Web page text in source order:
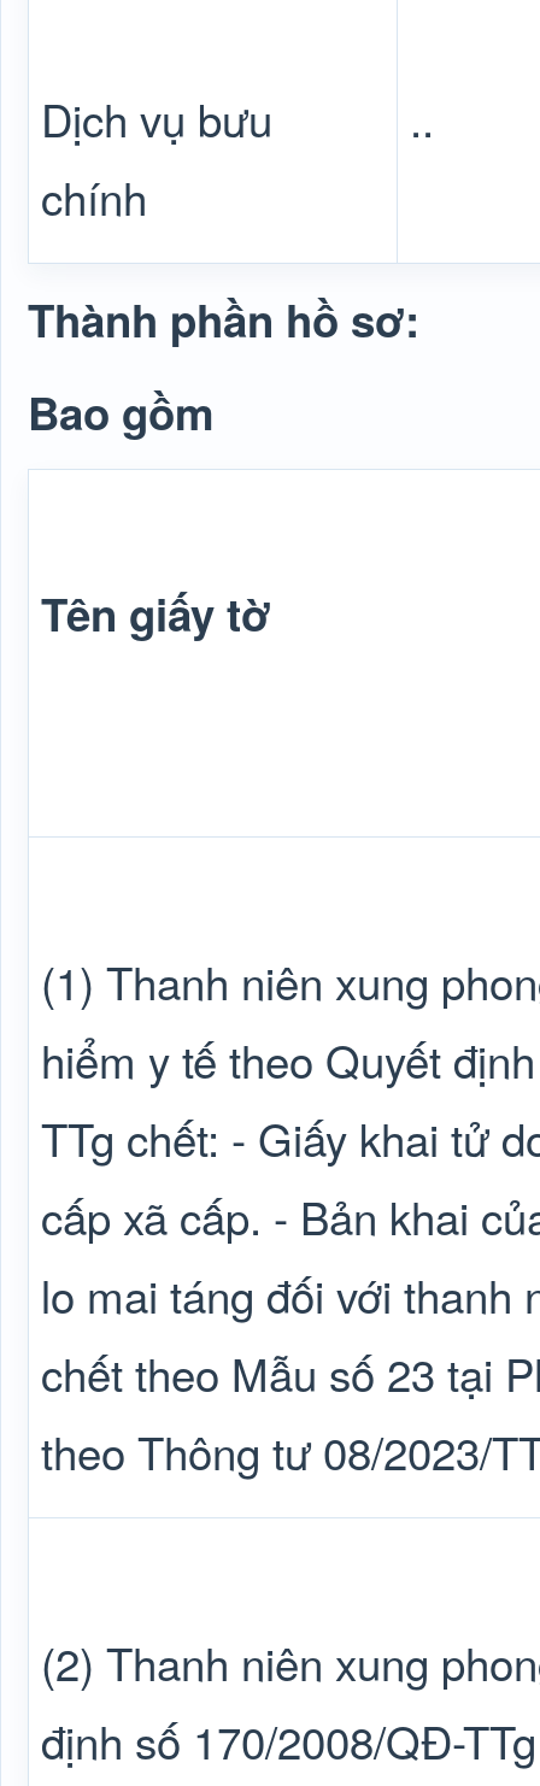
Dịch vụ bưu
chính
..
Thành phần hồ sơ:
Bao gồm
Tên giấy tờ
(1) Thanh niên xung
hiểm y tế theo Quyết
TTg chết: - Giấy khai tử
cấp xã cấp. - Bản khai
lo mai táng đối với thanh
chết theo Mẫu số 23 tại
theo Thông tư 08/2023/
(2) Thanh niên xung
định số 170/2008/QĐ-